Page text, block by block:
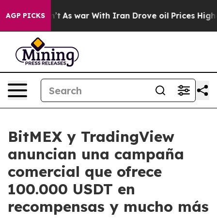
AGP PICKS
it Didn’t As war With Iran Drove oil Prices Higher,
BitMEX y TradingView
anuncian una campaña
comercial que ofrece
100.000 USDT en
recompensas y mucho más